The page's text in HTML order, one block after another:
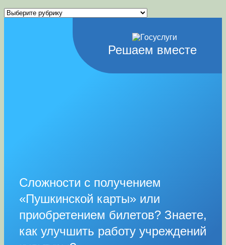
Рубрики
Решаем вместе
Сложности с получением
«Пушкинской карты» или
приобретением билетов? Знаете,
как улучшить работу учреждений